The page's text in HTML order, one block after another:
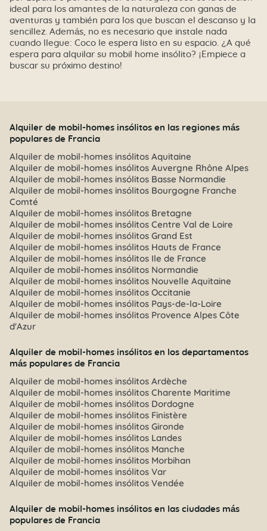
ideal para los amantes de la naturaleza con ganas de
aventuras y también para los que buscan el descanso y la
sencillez. Además, no es necesario que instale nada
cuando llegue: Coco le espera listo en su espacio. ¿A qué
espera para alquilar su mobil home insólito? ¡Empiece a
buscar su próximo destino!
Alquiler de mobil-homes insólitos en las regiones más
populares de Francia
Alquiler de mobil-homes insólitos Aquitaine
Alquiler de mobil-homes insólitos Auvergne Rhône Alpes
Alquiler de mobil-homes insólitos Basse Normandie
Alquiler de mobil-homes insólitos Bourgogne Franche
Comté
Alquiler de mobil-homes insólitos Bretagne
Alquiler de mobil-homes insólitos Centre Val de Loire
Alquiler de mobil-homes insólitos Grand Est
Alquiler de mobil-homes insólitos Hauts de France
Alquiler de mobil-homes insólitos Ile de France
Alquiler de mobil-homes insólitos Normandie
Alquiler de mobil-homes insólitos Nouvelle Aquitaine
Alquiler de mobil-homes insólitos Occitanie
Alquiler de mobil-homes insólitos Pays-de-la-Loire
Alquiler de mobil-homes insólitos Provence Alpes Côte
d'Azur
Alquiler de mobil-homes insólitos en los departamentos
más populares de Francia
Alquiler de mobil-homes insólitos Ardèche
Alquiler de mobil-homes insólitos Charente Maritime
Alquiler de mobil-homes insólitos Dordogne
Alquiler de mobil-homes insólitos Finistère
Alquiler de mobil-homes insólitos Gironde
Alquiler de mobil-homes insólitos Landes
Alquiler de mobil-homes insólitos Manche
Alquiler de mobil-homes insólitos Morbihan
Alquiler de mobil-homes insólitos Var
Alquiler de mobil-homes insólitos Vendée
Alquiler de mobil-homes insólitos en las ciudades más
populares de Francia